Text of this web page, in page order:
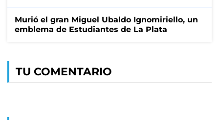
Murió el gran Miguel Ubaldo Ignomiriello, un
emblema de Estudiantes de La Plata
TU COMENTARIO